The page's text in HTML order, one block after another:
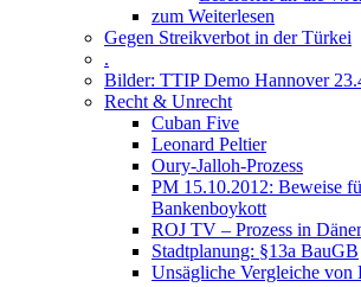
zum Weiterlesen
Gegen Streikverbot in der Türkei
.
Bilder: TTIP Demo Hannover
Recht & Unrecht
Cuban Five
Leonard Peltier
Oury-Jalloh-Prozess
PM 15.10.2012: Beweise
Bankenboykott
ROJ TV – Prozess in
Stadtplanung: §13a BauGB
Unsägliche Vergleiche von